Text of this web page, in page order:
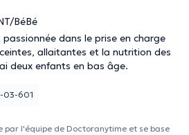
BéBé
passionnée dans le prise en charge
allaitantes et la nutrition des
deux enfants en bas âge.
03-601
par l'équipe de Doctoranytime et se base